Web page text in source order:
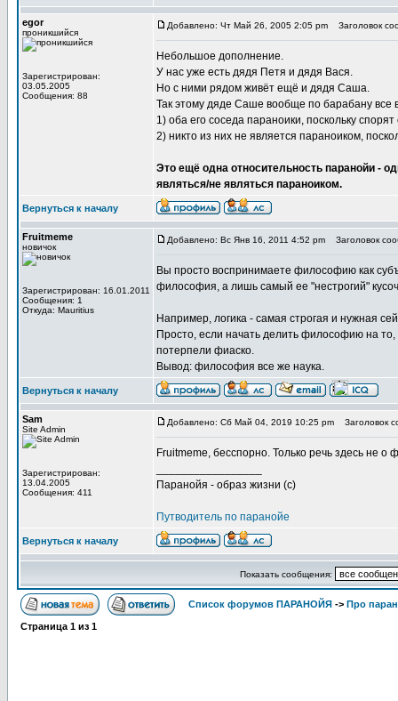
egor
проникшийся
Зарегистрирован:
03.05.2005
Сообщения: 88
Добавлено: Чт Май 26, 2005 2:05 pm Заголовок
Небольшое дополнение.
У нас уже есть дядя Петя и дядя Вася.
Но с ними рядом живёт ещё и дядя Саша.
Так этому дяде Саше вообще по барабану все
1) оба его соседа параноики, поскольку
2) никто из них не является параноиком,
Это ещё одна относительность паранойи -
являться/не являться параноиком.
Вернуться к началу
Fruitmeme
новичок
Зарегистрирован: 16.01.2011
Сообщения: 1
Откуда: Mauritius
Добавлено: Вс Янв 16, 2011 4:52 pm Заголовок
Вы просто воспринимаете философию как
философия, а лишь самый ее "нестрогий"
Например, логика - самая строгая и нужная
Просто, если начать делить философию на
потерпели фиаско.
Вывод: философия все же наука.
Вернуться к началу
Sam
Site Admin
Зарегистрирован:
13.04.2005
Сообщения: 411
Добавлено: Сб Май 04, 2019 10:25 pm Заголовок
Fruitmeme, бесспорно. Только речь здесь не
Паранойя - образ жизни (с)
Путводитель по паранойе
Вернуться к началу
Показать сообщения:
Список форумов ПАРАНОЙЯ -> Про
Страница 1 из 1